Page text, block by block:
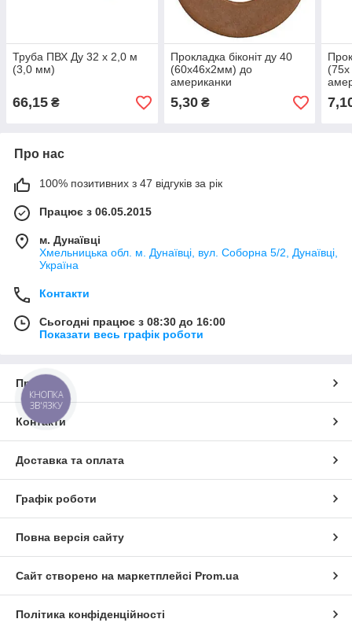
Труба ПВХ Ду 32 х 2,0 м
(3,0 мм)
66,15 ₴
Прокладка біконіт ду 40
(60х46х2мм) до
американки
5,30₴
Про нас
100% позитивних з 47 відгуків за рік
Працює з 06.05.2015
м. Дунаївці
Хмельницька обл. м. Дунаївці, вул. Соборна 5/2, Дунаївці,
Україна
Контакти
Сьогодні працює з 08:30 до 16:00
Показати весь графік роботи
Про нас
Контакти
Доставка та оплата
Графік роботи
Повна версія сайту
Сайт створено на маркетплейсі Prom.ua
Політика конфіденційності
КНОПКА
ЗВ'ЯЗКУ